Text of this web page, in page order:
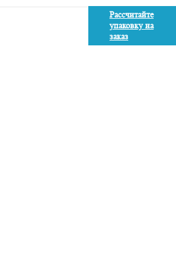
Рассчитайте
упаковку на
заказ